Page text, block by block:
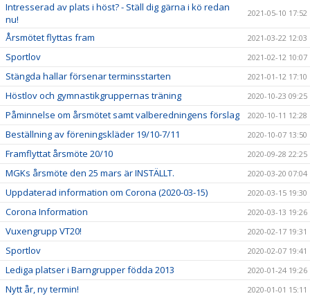
Intresserad av plats i höst? - Ställ dig gärna i kö redan
nu!
2021-05-10 17:52
Årsmötet flyttas fram 2021-03-22 12:03
Sportlov 2021-02-12 10:07
Stängda hallar försenar terminsstarten 2021-01-12 17:10
Höstlov och gymnastikgruppernas träning 2020-10-23 09:25
Påminnelse om årsmötet samt valberedningens förslag 2020-10-11 12:28
Beställning av föreningskläder 19/10-7/11 2020-10-07 13:50
Framflyttat årsmöte 20/10 2020-09-28 22:25
MGKs årsmöte den 25 mars är INSTÄLLT. 2020-03-20 07:04
Uppdaterad information om Corona (2020-03-15) 2020-03-15 19:30
Corona Information 2020-03-13 19:26
Vuxengrupp VT20! 2020-02-17 19:31
Sportlov 2020-02-07 19:41
Lediga platser i Barngrupper födda 2013 2020-01-24 19:26
Nytt år, ny termin! 2020-01-01 15:11